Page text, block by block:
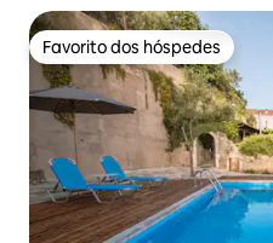
Favorito dos hóspedes
Favorito dos hóspedes